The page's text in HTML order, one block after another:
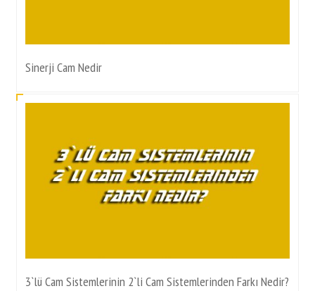
Sinerji Cam Nedir
3`lü Cam Sistemlerinin 2`li Cam Sistemlerinden Farkı Nedir?